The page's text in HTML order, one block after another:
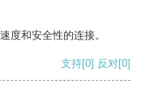
度和安全性的连接。
支持[0] 反对[0]